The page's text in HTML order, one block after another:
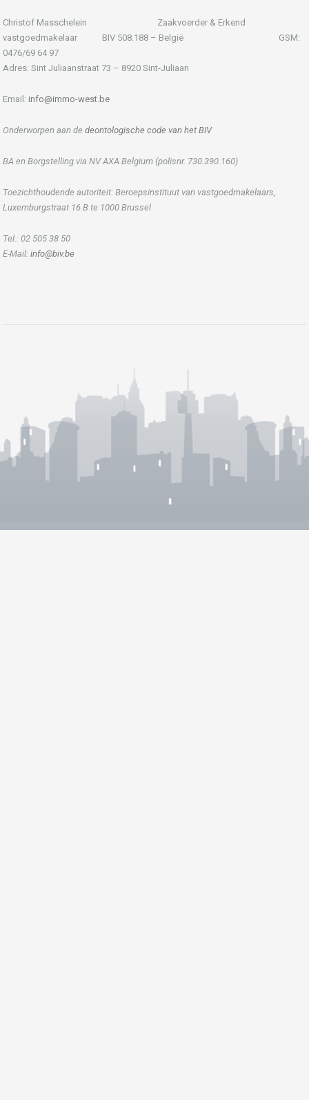
Christof Masschelein Zaakvoerder & Erkend
vastgoedmakelaar BIV 508.188 – België GSM:
0476/69 64 97
Adres: Sint Juliaanstraat 73 – 8920 Sint-Juliaan
Email: info@immo-west.be
Onderworpen aan de deontologische code van het BIV
BA en Borgstelling via NV AXA Belgium (polisnr. 730.390.160)
Toezichthoudende autoriteit: Beroepsinstituut van vastgoedmakelaars,
Luxemburgstraat 16 B te 1000 Brussel
Tel.: 02 505 38 50
E-Mail: info@biv.be